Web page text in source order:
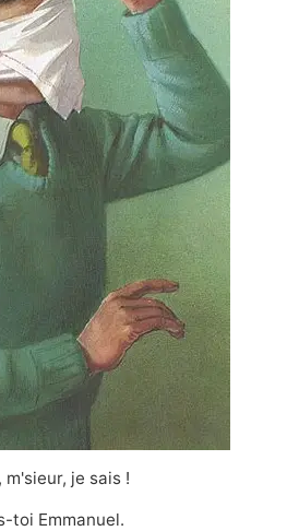
m'sieur, je sais !
toi Emmanuel.